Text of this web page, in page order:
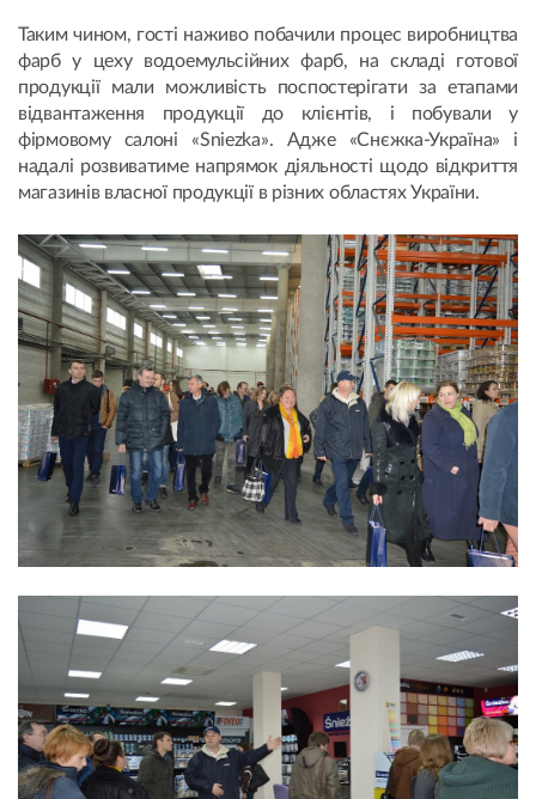
Таким чином, гості наживо побачили процес виробництва
фарб у цеху водоемульсійних фарб, на складі готової
продукції мали можливість поспостерігати за етапами
відвантаження продукції до клієнтів, і побували у
фірмовому салоні «Sniezka». Адже «Снєжка-Україна» і
надалі розвиватиме напрямок діяльності щодо відкриття
магазинів власної продукції в різних областях України.